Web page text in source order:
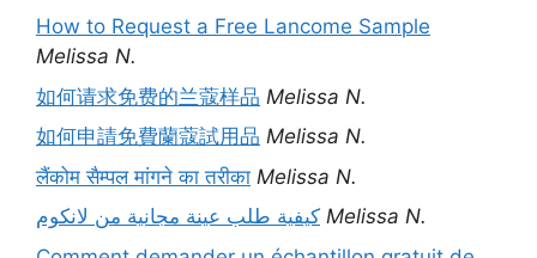
How to Request a Free Lancome Sample
Melissa N.
如何请求免费的兰蔻样品 Melissa N.
如何申請免費蘭蔻試用品 Melissa N.
लैंकोम सैम्पल मांगने का तरीका Melissa N.
كيفية طلب عينة مجانية من لانكوم Melissa N.